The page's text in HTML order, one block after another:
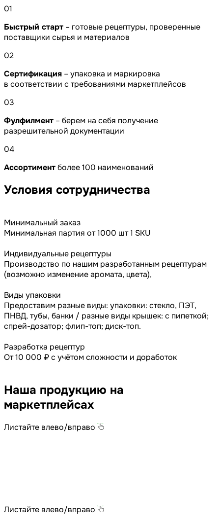
01
Быстрый старт – готовые рецептуры, проверенные
поставщики сырья и материалов
02
Сертификация – упаковка и маркировка
в соответствии с требованиями маркетплейсов
03
Фулфилмент – берем на себя получение
разрешительной документации
04
Ассортиментболее 100 наименований
Условия сотрудничества
Минимальный заказ
Минимальная партия от 1000 шт 1 SKU
Индивидуальные рецептуры
Производство по нашим разработанным рецептурам
(возможно изменение аромата, цвета),
Виды упаковки
Предоставим разные виды: упаковки: стекло, ПЭТ,
ПНВД, тубы, банки / разные виды крышек: с пипеткой;
спрей-дозатор; флип-топ; диск-топ.
Разработка рецептур
От 10 000 ₽ с учётом сложности и доработок
Наша продукцию на
маркетплейсах
Листайте влево/вправо
Листайте влево/вправо